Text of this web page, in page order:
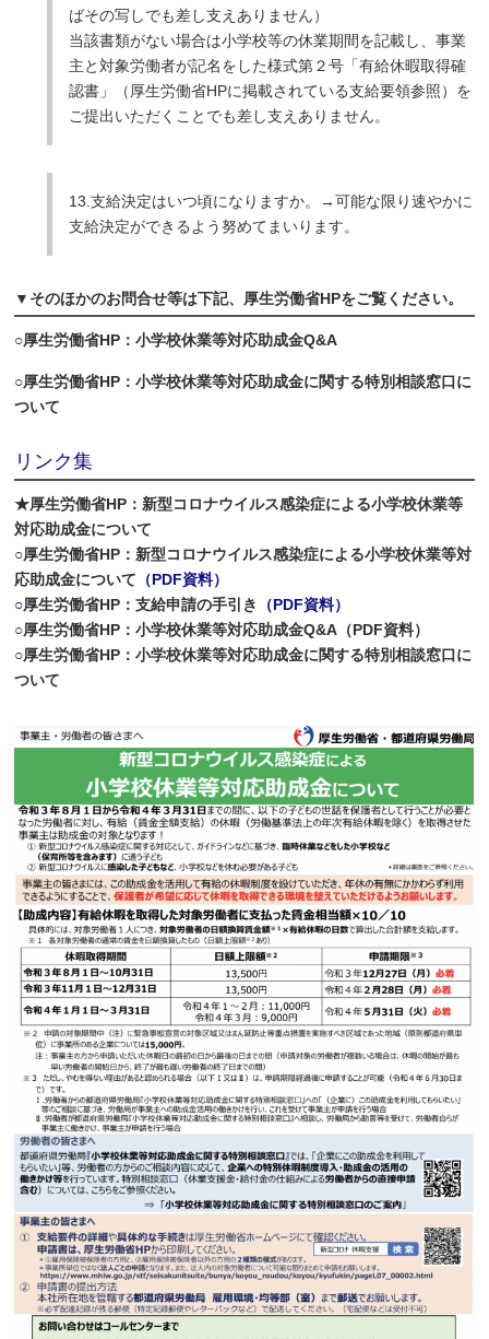
ばその写しでも差し支えありません）
当該書類がない場合は小学校等の休業期間を記載し、事業
主と対象労働者が記名をした様式第２号「有給休暇取得確
認書」（厚生労働省HPに掲載されている支給要領参照）を
ご提出いただくことでも差し支えありません。
13.支給決定はいつ頃になりますか。→可能な限り速やかに
支給決定ができるよう努めてまいります。
▼そのほかのお問合せ等は下記、厚生労働省HPをご覧ください。
○厚生労働省HP：小学校休業等対応助成金Q&A
○厚生労働省HP：小学校休業等対応助成金に関する特別相談窓口に
ついて
リンク集
★厚生労働省HP：新型コロナウイルス感染症による小学校休業等
対応助成金について
○厚生労働省HP：新型コロナウイルス感染症による小学校休業等対
応助成金について （PDF資料）
○厚生労働省HP：支給申請の手引き
（PDF資料）
○厚生労働省HP：小学校休業等対応助成金Q&A（PDF資料）
○厚生労働省HP：小学校休業等対応助成金に関する特別相談窓口に
ついて